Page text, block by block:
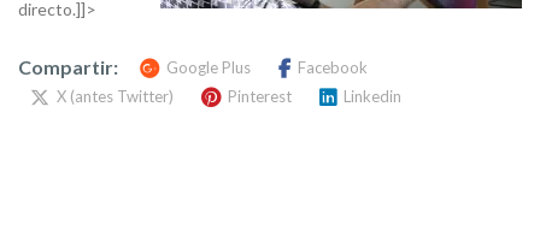
directo.]]>
Compartir: Google Plus
Facebook
X (antes Twitter)
Pinterest Linkedin